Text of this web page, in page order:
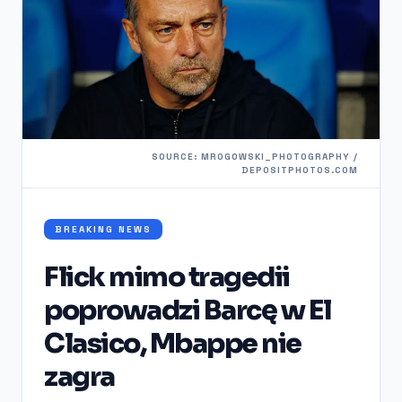
SOURCE: MROGOWSKI_PHOTOGRAPHY /
DEPOSITPHOTOS.COM
BREAKING NEWS
Flick mimo tragedii
poprowadzi Barcę w El
Clasico, Mbappe nie
zagra